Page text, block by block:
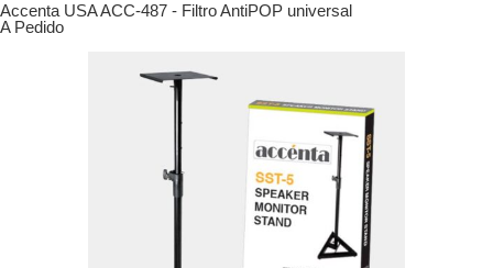
Accenta USA ACC-487 - Filtro AntiPOP universal
A Pedido